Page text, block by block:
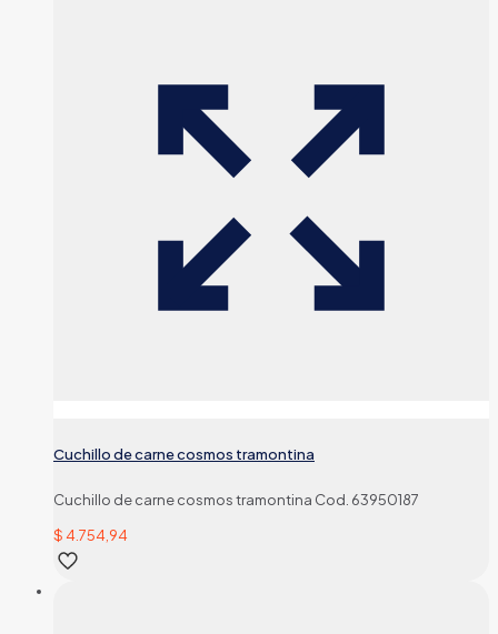
Cuchillo de carne cosmos tramontina
Cuchillo de carne cosmos tramontina Cod. 63950187
$ 4.754,94